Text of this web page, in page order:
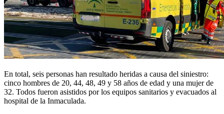
En total, seis personas han resultado heridas a causa del siniestro:
cinco hombres de 20, 44, 48, 49 y 58 años de edad y una mujer de
32. Todos fueron asistidos por los equipos sanitarios y evacuados al
hospital de la Inmaculada.